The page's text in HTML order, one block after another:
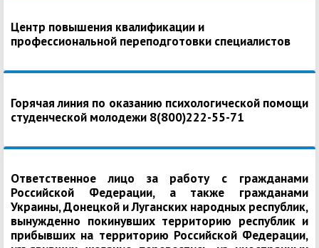
Центр повышения квалификации и
профессиональной переподготовки специалистов
Горячая линия по оказанию психологической помощи
студенческой молодежи 8(800)222-55-71
Ответственное лицо за работу с гражданами
Российской Федерации, а также гражданами
Украины, Донецкой и Луганских народных республик,
вынужденно покинувших территорию республик и
прибывших на территорию Российской Федерации,